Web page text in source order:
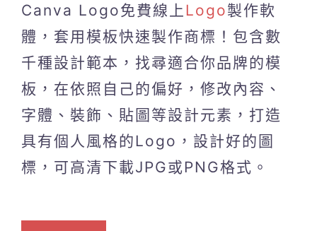
Canva Logo免費線上 Logo製作軟
體，套用模板快速製作商標！包含數
千種設計範本，找尋適合你品牌的模
板，在依照自己的偏好，修改內容、
字體、裝飾、貼圖等設計元素，打造
具有個人風格的Logo，設計好的圖
標，可高清下載JPG或PNG格式。